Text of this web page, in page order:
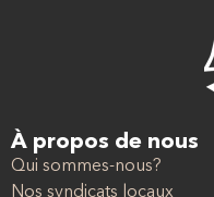
À propos de nous
Qui sommes-nous?
Nos syndicats locaux